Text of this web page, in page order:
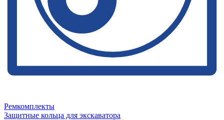
Ремкомплекты
Защитные кольца для экскаватора